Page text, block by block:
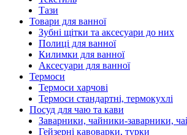
Тази
Товари для ванної
Зубні щітки та аксесуари до них
Полиці для ванної
Килимки для ванної
Аксесуари для ванної
Термоси
Термоси харчові
Термоси стандартні, термокухлі
Посуд для чаю та кави
Заварники, чайники-заварники,
Гейзерні кавоварки, турки